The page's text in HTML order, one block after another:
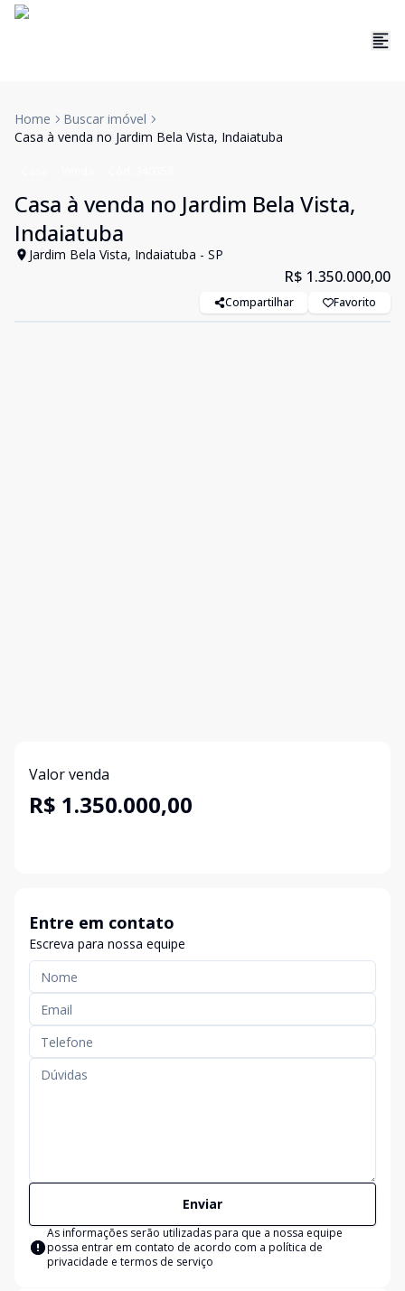
Home
Buscar imóvel
Casa à venda no Jardim Bela Vista, Indaiatuba
Casa à venda no Jardim Bela Vista,
Indaiatuba
Jardim Bela Vista, Indaiatuba - SP
R$ 1.350.000,00
Compartilhar Favorito
Valor venda
R$ 1.350.000,00
Entre em contato
Escreva para nossa equipe
Enviar
As informações serão utilizadas para que a nossa equipe
possa entrar em contato de acordo com a política de
privacidade e termos de serviço